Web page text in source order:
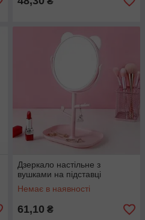
Дзеркало настільне з
вушками на підставці
Немає в наявності
61,10 ₴